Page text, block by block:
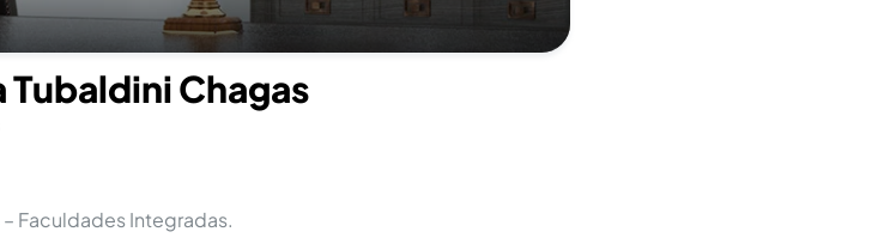
Tubaldini Chagas
Faculdades Integradas.